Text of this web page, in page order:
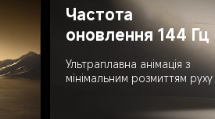
Частота
оновлення 144 Гц
Ультраплавна анімація з
мінімальним розмиттям руху